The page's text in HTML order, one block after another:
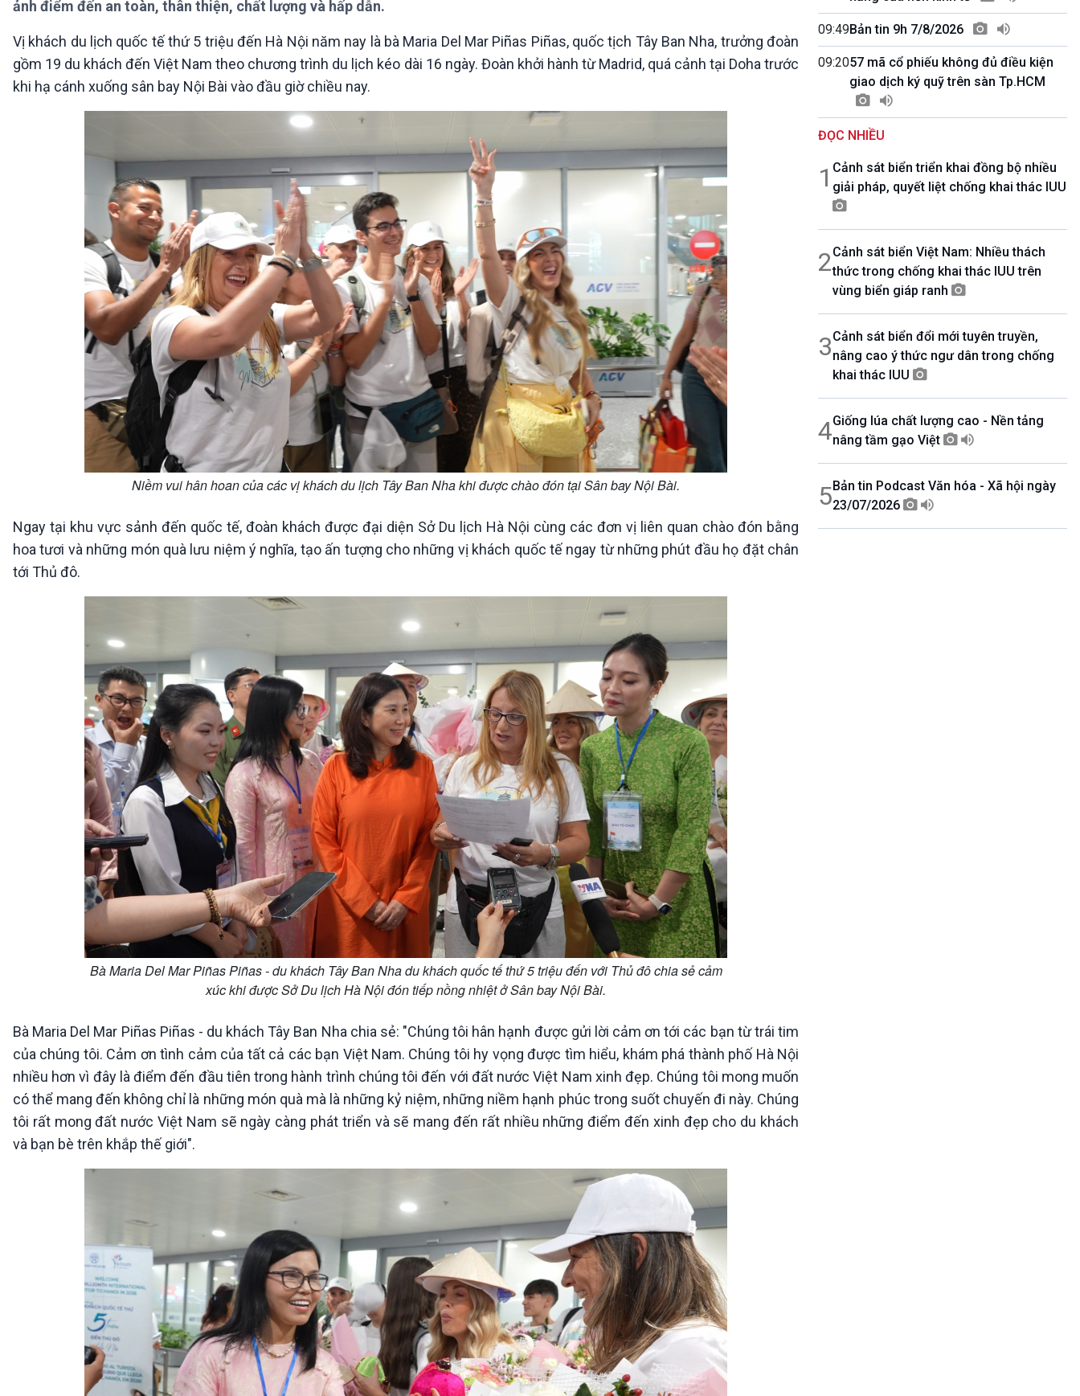
360 độ Sức khỏe
Tài nguyên và Môi trường
Chuyên gia của bạn
Xã hội chuyển động
Kết nối công nghệ
khí hậu
Chát với người nổi tiếng
E-Magazine
10 phút Sự kiện - Luận bàn
Câu chuyện thời sự
Dòng chảy sự kiện
Đối thoại
Diễn đàn chủ nhật
Thanh âm ký sự
Chân dung cuộc sống
Các chương trình đặc biệt
ảnh điểm đến an toàn, thân thiện, chất lượng và hấp dẫn.
Vị khách du lịch quốc tế thứ 5 triệu đến Hà Nội năm nay là bà Maria Del Mar Piñas Piñas, quốc tịch Tây Ban Nha, trưởng đoàn
gồm 19 du khách đến Việt Nam theo chương trình du lịch kéo dài 16 ngày. Đoàn khởi hành từ Madrid, quá cảnh tại Doha trước
khi hạ cánh xuống sân bay Nội Bài vào đầu giờ chiều nay.
Niềm vui hân hoan của các vị khách du lịch Tây Ban Nha khi được chào đón tại Sân bay Nội Bài.
Ngay tại khu vực sảnh đến quốc tế, đoàn khách được đại diện Sở Du lịch Hà Nội cùng các đơn vị liên quan chào đón bằng
hoa tươi và những món quà lưu niệm ý nghĩa, tạo ấn tượng cho những vị khách quốc tế ngay từ những phút đầu họ đặt chân
tới Thủ đô.
Bà Maria Del Mar Piñas Piñas - du khách Tây Ban Nha du khách quốc tế thứ 5 triệu đến với Thủ đô chia sẻ cảm
xúc khi được Sở Du lịch Hà Nội đón tiếp nồng nhiệt ở Sân bay Nội Bài.
Bà Maria Del Mar Piñas Piñas - du khách Tây Ban Nha chia sẻ: "Chúng tôi hân hạnh được gửi lời cảm ơn tới các bạn từ trái tim
của chúng tôi. Cảm ơn tình cảm của tất cả các bạn Việt Nam. Chúng tôi hy vọng được tìm hiểu, khám phá thành phố Hà Nội
nhiều hơn vì đây là điểm đến đầu tiên trong hành trình chúng tôi đến với đất nước Việt Nam xinh đẹp. Chúng tôi mong muốn
có thể mang đến không chỉ là những món quà mà là những kỷ niệm, những niềm hạnh phúc trong suốt chuyến đi này. Chúng
tôi rất mong đất nước Việt Nam sẽ ngày càng phát triển và sẽ mang đến rất nhiều những điểm đến xinh đẹp cho du khách
và bạn bè trên khắp thế giới".
09:49Bản tin 9h 7/8/2026
09:2057 mã cổ phiếu không đủ điều kiện
giao dịch ký quỹ trên sàn Tp.HCM
ĐỌC NHIỀU
1 Cảnh sát biển triển khai đồng bộ nhiều
giải pháp, quyết liệt chống khai thác IUU
2Cảnh sát biển Việt Nam: Nhiều thách
thức trong chống khai thác IUU trên
vùng biển giáp ranh
3Cảnh sát biển đổi mới tuyên truyền,
nâng cao ý thức ngư dân trong chống
khai thác IUU
4Giống lúa chất lượng cao - Nền tảng
nâng tầm gạo Việt
5Bản tin Podcast Văn hóa - Xã hội ngày
23/07/2026